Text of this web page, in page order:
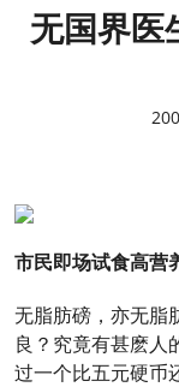
无国界医
市民即场试食高营
无脂肪磅，亦无脂
良？究竟有甚麽人
过一个比五元硬币